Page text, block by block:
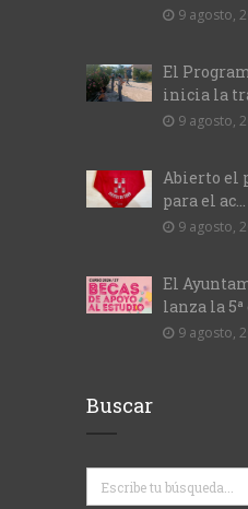
9 agosto,
El
inicia la
9 agosto,
Abierto el
para el ac...
9 agosto,
El
lanza la 5ª
9 agosto,
Buscar
Buscar